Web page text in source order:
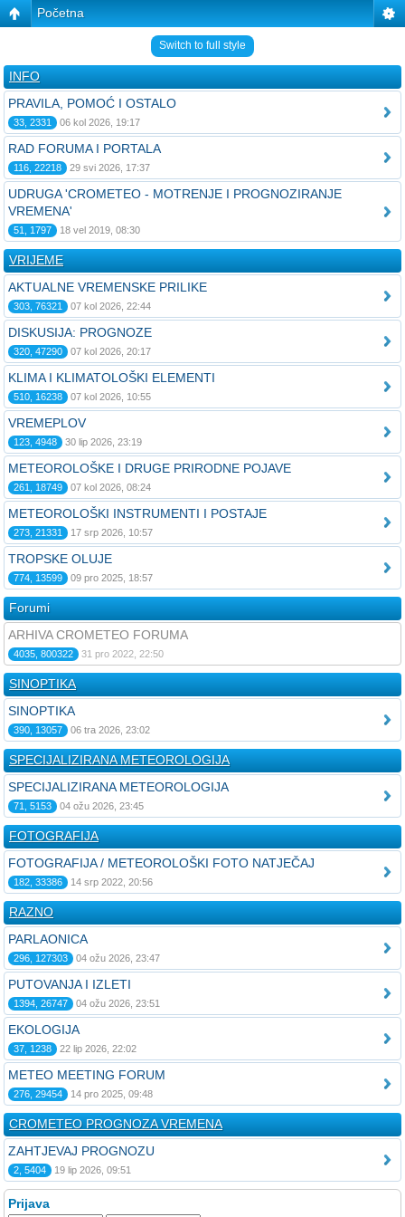
Početna
Switch to full style
INFO
PRAVILA, POMOĆ I OSTALO
33, 2331 06 kol 2026, 19:17
RAD FORUMA I PORTALA
116, 22218 29 svi 2026, 17:37
UDRUGA 'CROMETEO - MOTRENJE I PROGNOZIRANJE
VREMENA'
51, 1797 18 vel 2019, 08:30
VRIJEME
AKTUALNE VREMENSKE PRILIKE
303, 76321 07 kol 2026, 22:44
DISKUSIJA: PROGNOZE
320, 47290 07 kol 2026, 20:17
KLIMA I KLIMATOLOŠKI ELEMENTI
510, 16238 07 kol 2026, 10:55
VREMEPLOV
123, 4948 30 lip 2026, 23:19
METEOROLOŠKE I DRUGE PRIRODNE POJAVE
261, 18749 07 kol 2026, 08:24
METEOROLOŠKI INSTRUMENTI I POSTAJE
273, 21331 17 srp 2026, 10:57
TROPSKE OLUJE
774, 13599 09 pro 2025, 18:57
Forumi
ARHIVA CROMETEO FORUMA
4035, 800322 31 pro 2022, 22:50
SINOPTIKA
SINOPTIKA
390, 13057 06 tra 2026, 23:02
SPECIJALIZIRANA METEOROLOGIJA
SPECIJALIZIRANA METEOROLOGIJA
71, 5153 04 ožu 2026, 23:45
FOTOGRAFIJA
FOTOGRAFIJA / METEOROLOŠKI FOTO NATJEČAJ
182, 33386 14 srp 2022, 20:56
RAZNO
PARLAONICA
296, 127303 04 ožu 2026, 23:47
PUTOVANJA I IZLETI
1394, 26747 04 ožu 2026, 23:51
EKOLOGIJA
37, 1238 22 lip 2026, 22:02
METEO MEETING FORUM
276, 29454 14 pro 2025, 09:48
CROMETEO PROGNOZA VREMENA
ZAHTJEVAJ PROGNOZU
2, 5404 19 lip 2026, 09:51
Prijava